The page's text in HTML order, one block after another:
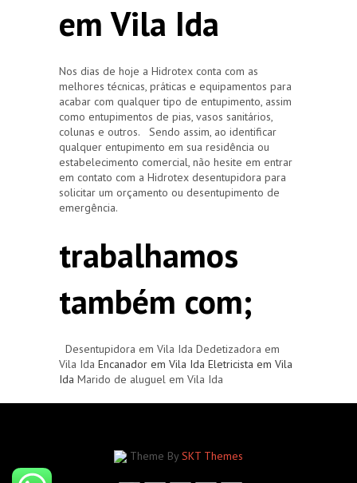
em Vila Ida
Nos dias de hoje a Hidrotex conta com as
melhores técnicas, práticas e equipamentos para
acabar com qualquer tipo de entupimento, assim
como entupimentos de pias, vasos sanitários,
colunas e outros. Sendo assim, ao identificar
qualquer entupimento em sua residência ou
estabelecimento comercial, não hesite em entrar
em contato com a Hidrotex desentupidora para
solicitar um orçamento ou desentupimento de
emergência.
trabalhamos
também com;
Desentupidora em Vila Ida Dedetizadora em
Vila Ida Encanador em Vila Ida Eletricista em Vila
Ida Marido de aluguel em Vila Ida
Theme By SKT Themes